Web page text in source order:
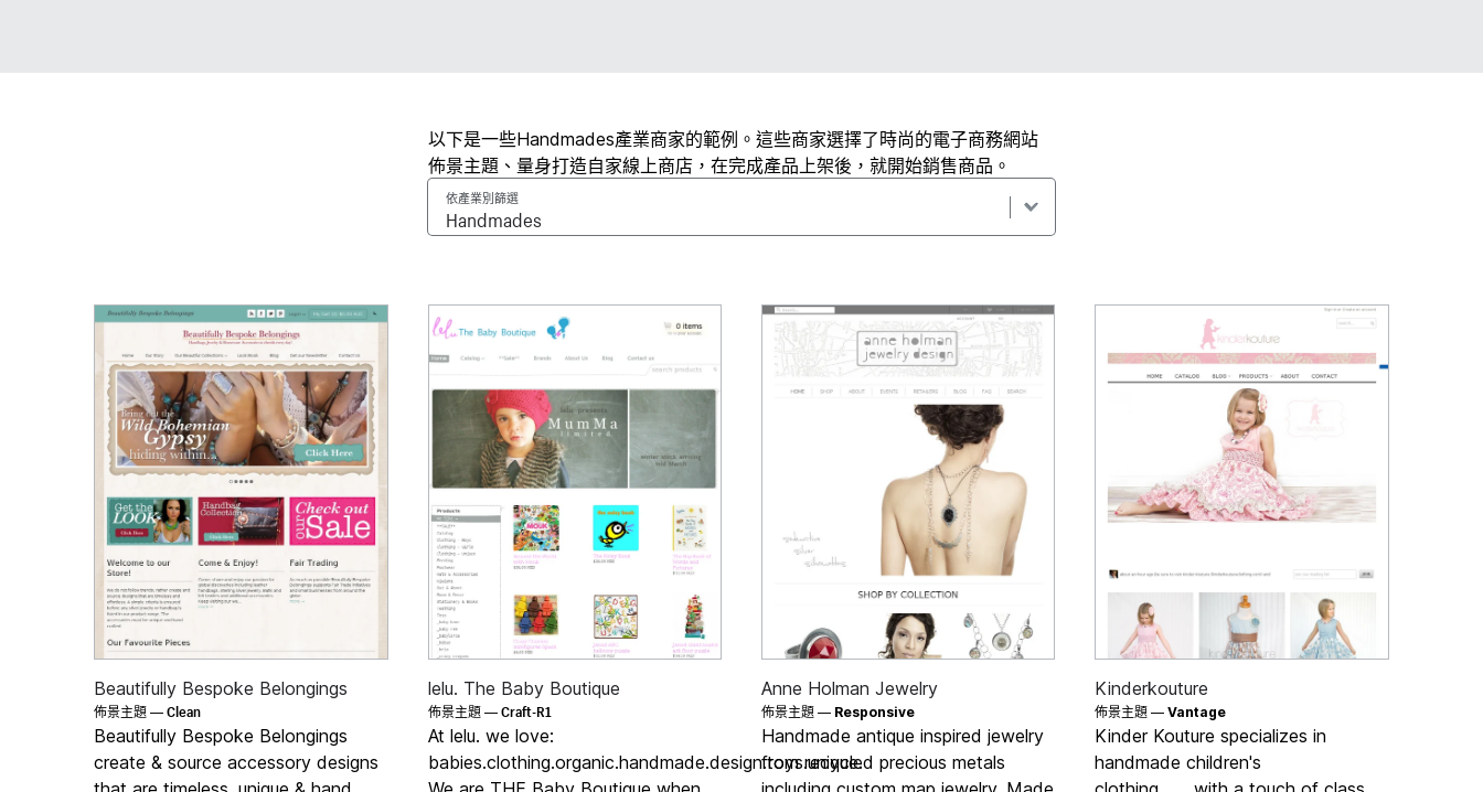
以下是一些Handmades產業商家的範例。這些商家選擇了時尚的電子商務網站
佈景主題、量身打造自家線上商店，在完成產品上架後，就開始銷售商品。
依產業別篩選
Beautifully Bespoke Belongings
佈景主題 —Clean
Beautifully Bespoke Belongings
create & source accessory designs
lelu. The Baby Boutique
佈景主題 — Craft-R1
At lelu. we love:
babies.clothing.organic.handmade.design.toys.unique.
Anne Holman Jewelry
佈景主題 — Responsive
Handmade antique inspired jewelry
from recycled precious metals
Kinderkouture
佈景主題 —Vantage
Kinder Kouture specializes in
handmade children's